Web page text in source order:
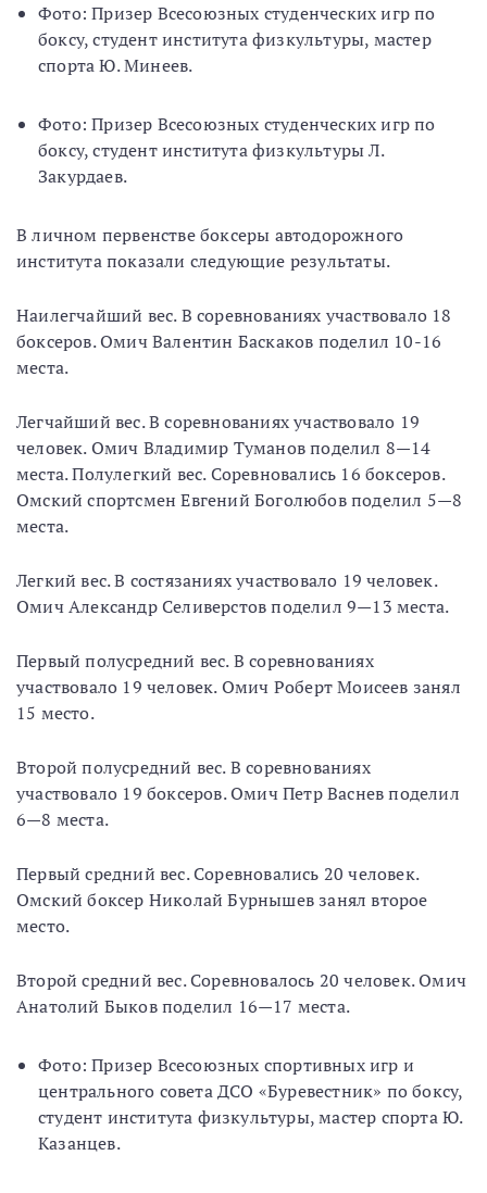
Фото: Призер Всесоюзных cтyденческих игр по
боксу, студент института физкультуры, мастер
спорта Ю. Минеев.
Фото: Призер Всесоюзных студенческих игр по
боксу, студент института физкультуры Л.
Закурдаев.
В личном первенстве боксеры автодорожного
института показали следующие результаты.
Наилегчайший вес. В соревнованиях участвовало 18
боксеров. Омич Валентин Баскаков поделил 10-16
места.
Легчайший вес. В соревнованиях участвовало 19
человек. Омич Владимир Туманов поделил 8—14
места. Полулегкий вес. Соревновались 16 боксеров.
Омский спортсмен Евгений Боголюбов поделил 5—8
места.
Легкий вес. В состязаниях участвовало 19 человек.
Омич Александр Селиверстов поделил 9—13 места.
Первый полусредний вес. В соревнованиях
участвовало 19 человек. Омич Роберт Моисеев занял
15 место.
Второй полусредний вес. В соревнованиях
участвовало 19 боксеров. Омич Петр Васнев поделил
6—8 места.
Первый средний вес. Соревновались 20 человек.
Омский боксер Николай Бурнышев занял второе
место.
Второй средний вес. Соревновалось 20 человек. Омич
Анатолий Быков поделил 16—17 места.
Фото: Призер Всесоюзных спортивных игр и
центрального совета ДСО «Буревестник» по боксу,
студент института физкультуры, мастер спорта Ю.
Казанцев.